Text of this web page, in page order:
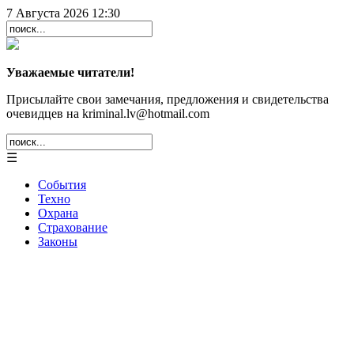
7 Августа 2026 12:30
Уважаемые читатели!
Присылайте свои замечания, предложения и свидетельства
очевидцев на kriminal.lv@hotmail.com
☰
События
Техно
Охрана
Страхование
Законы